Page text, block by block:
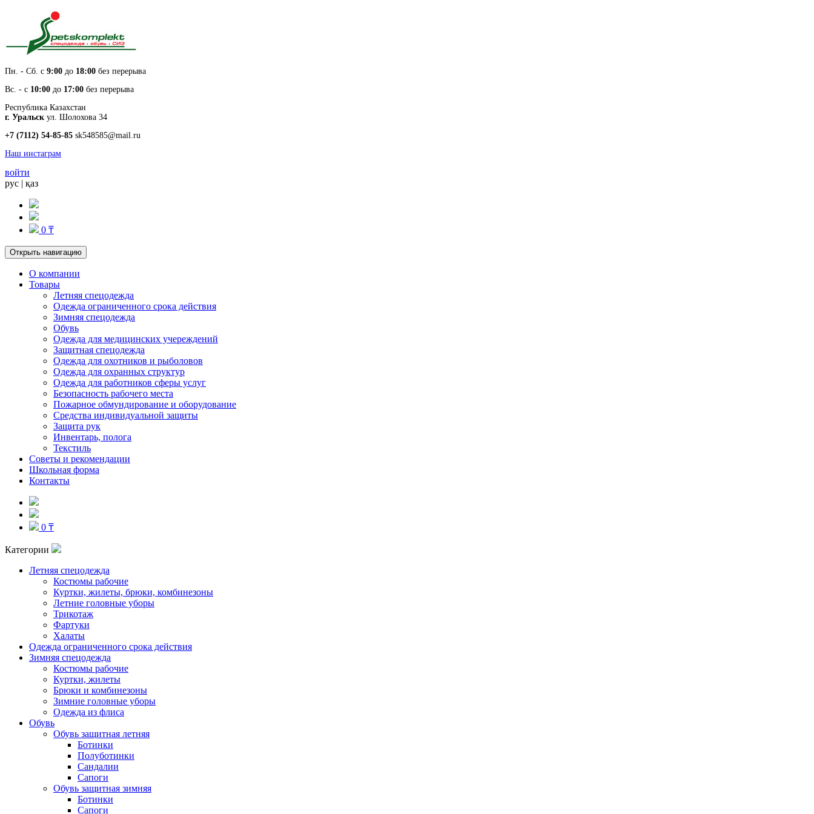
Пн. - Cб. с 9:00 до 18:00 без перерыва
Вс. - с 10:00 до 17:00 без перерыва
Республика Казахстан
г. Уральск ул. Шолохова 34
+7 (7112) 54-85-85 sk548585@mail.ru
Наш инстаграм
войти
рус | қаз
0 ₸
Открыть навигацию
О компании
Товары
Летняя спецодежда
Одежда ограниченного срока действия
Зимняя спецодежда
Обувь
Одежда для медицинских учереждений
Защитная спецодежда
Одежда для охотников и рыболовов
Одежда для охранных структур
Одежда для работников сферы услуг
Безопасность рабочего места
Пожарное обмундирование и оборудование
Средства индивидуальной защиты
Защита рук
Инвентарь, полога
Текстиль
Советы и рекомендации
Школьная форма
Контакты
0 ₸
Категории
Летняя спецодежда
Костюмы рабочие
Куртки, жилеты, брюки, комбинезоны
Летние головные уборы
Трикотаж
Фартуки
Халаты
Одежда ограниченного срока действия
Зимняя спецодежда
Костюмы рабочие
Куртки, жилеты
Брюки и комбинезоны
Зимние головные уборы
Одежда из флиса
Обувь
Обувь защитная летняя
Ботинки
Полуботинки
Сандалии
Сапоги
Обувь защитная зимняя
Ботинки
Сапоги